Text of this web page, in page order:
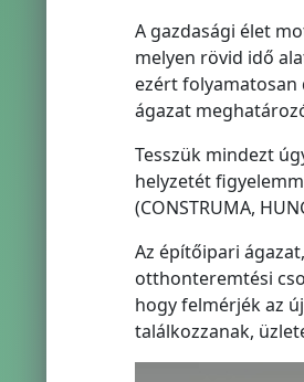
A gazdasági élet
melyen rövid idő
ezért folyamatosan
ágazat
Tesszük mindezt
helyzetét
(CONSTRUMA,
Az építőipari
otthonteremtési
hogy felmérjék az
találkozzanak,